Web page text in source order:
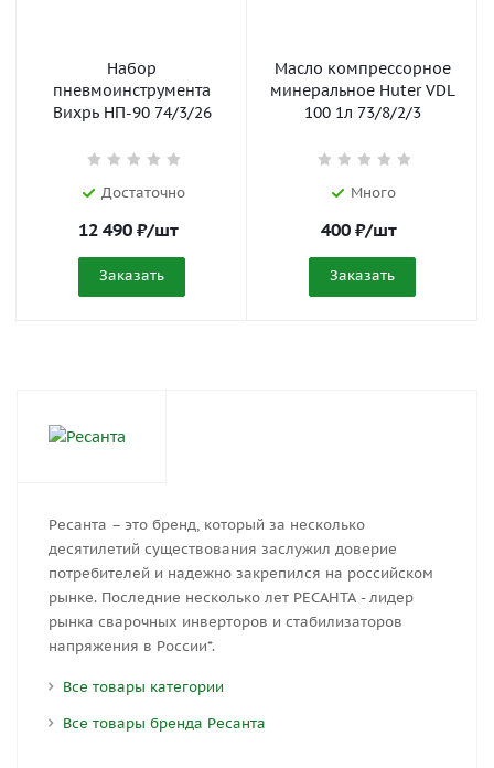
Набор
пневмоинструмента
Вихрь НП-90 74/3/26
Достаточно
12 490₽/шт
Заказать
Масло компрессорное
минеральное Huter VDL
100 1л 73/8/2/3
Много
400₽/шт
Заказать
Ресанта – это бренд, который за несколько
десятилетий существования заслужил доверие
потребителей и надежно закрепился на российском
рынке. Последние несколько лет РЕСАНТА - лидер
рынка сварочных инверторов и стабилизаторов
напряжения в России*.
Все товары категории
Все товары бренда Ресанта